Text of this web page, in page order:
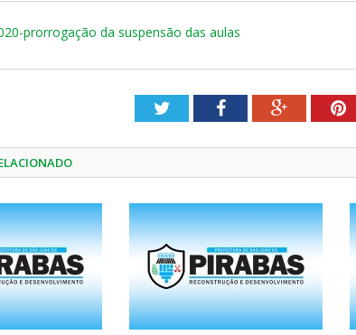
prorrogação da suspensão das aulas
TwitterFacebookGoogle+